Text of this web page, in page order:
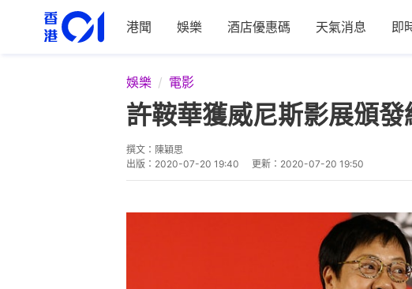
港聞 娛樂 酒店優惠碼 天氣消息 即
娛樂 電影
許鞍華獲威尼斯影展頒發
撰文： 陳穎思
出版： 2020-07-20 19:40 更新： 2020-07-20 19:50